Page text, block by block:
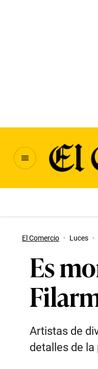
El Comercio · Luces ·
Es
Artistas de
detalles de